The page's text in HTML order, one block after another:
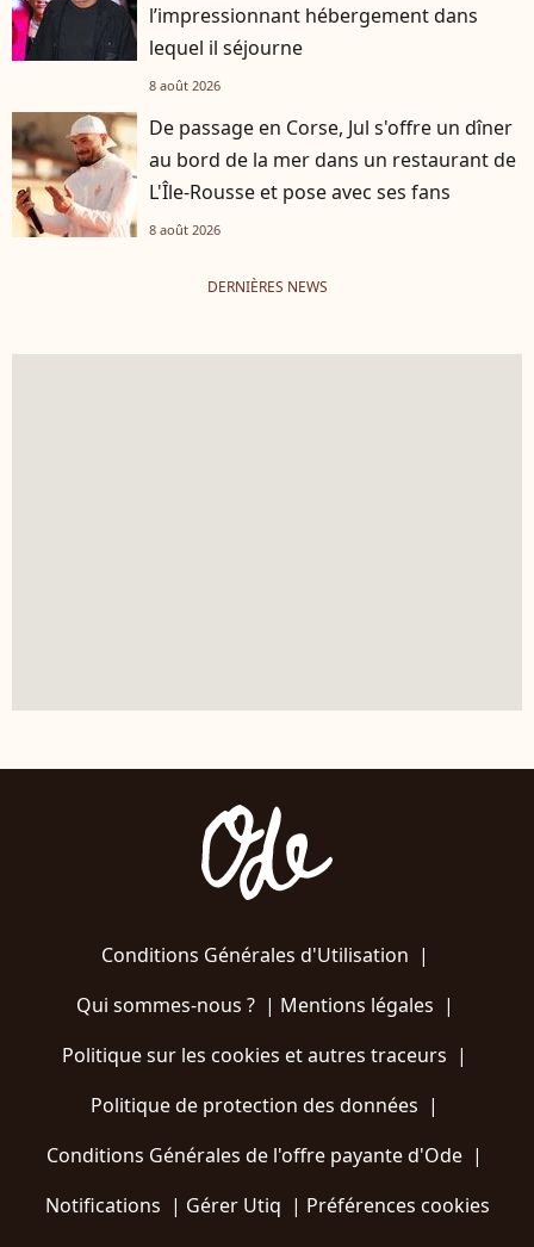
l’impressionnant hébergement dans
lequel il séjourne
8 août 2026
De passage en Corse, Jul s'offre un dîner
au bord de la mer dans un restaurant de
L'Île-Rousse et pose avec ses fans
8 août 2026
DERNIÈRES NEWS
Conditions Générales d'Utilisation |
Qui sommes-nous ?| Mentions légales |
Politique sur les cookies et autres traceurs |
Politique de protection des données |
Conditions Générales de l'offre payante d'Ode |
Notifications | Gérer Utiq | Préférences cookies